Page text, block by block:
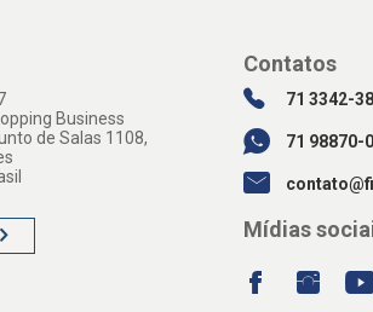
Business
de Salas 1108,
Contatos
71 3342-
71 98870-
Mídias